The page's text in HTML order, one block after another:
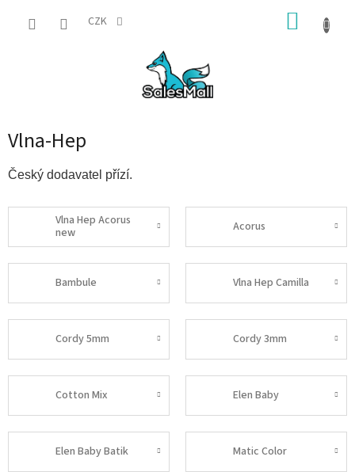
CZK
Vlna-Hep
Český dodavatel přízí.
Vlna Hep Acorus
new
Acorus
Bambule Vlna Hep Camilla
Cordy 5mm Cordy 3mm
Cotton Mix Elen Baby
Elen Baby Batik Matic Color